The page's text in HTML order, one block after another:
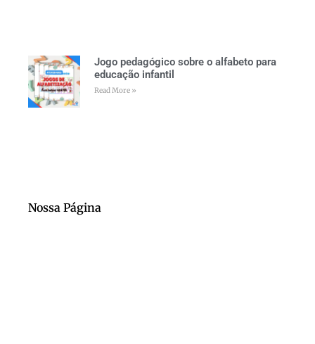
Jogo pedagógico sobre o alfabeto para
educação infantil
Read More »
Nossa Página